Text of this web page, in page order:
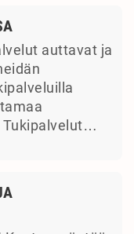
auttavat ja
Tukipalvelut…